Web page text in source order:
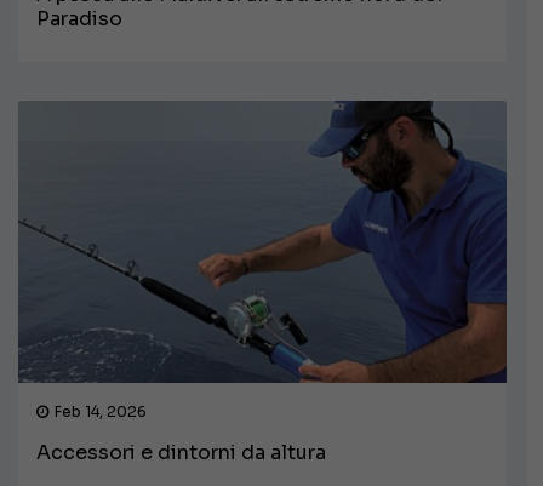
Paradiso
Feb 14, 2026
Accessori e dintorni da altura